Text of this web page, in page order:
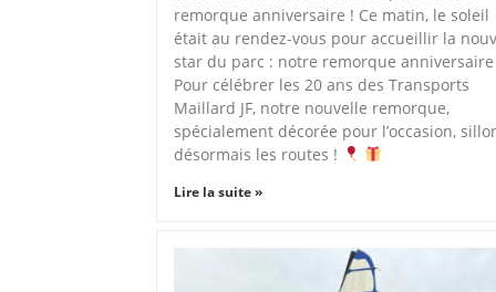
remorque anniversaire ! Ce matin, le soleil
était au rendez-vous pour accueillir la
star du parc : notre remorque anniversaire
Pour célébrer les 20 ans des Transports
Maillard JF, notre nouvelle remorque,
spécialement décorée pour l’occasion,
désormais les routes !
Lire la suite »